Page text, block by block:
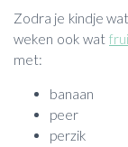
Zodra je kindje
weken ook wat
met:
banaan
peer
perzik